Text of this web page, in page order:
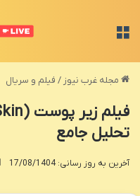
مجله غرب نیوز / فیلم و سریال
تحلیل جامع
آخرین به روز رسانی: 17/08/1404